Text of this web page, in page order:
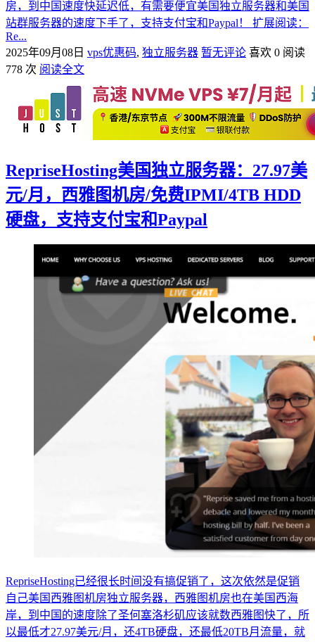
房，到中国速度快延迟低，有需要便宜美国独立服务器和美国
站群服务器的速度下手了，支持支付宝和Paypal！ 扩展阅读：
Re...
2025年09月08日 vps优惠码, 独立服务器 暂无评论 喜欢 0 阅读
778 次 阅读全文
RepriseHosting美国独立服务器：27.97美
元/月，西雅图机房/免费IPMI/4TB HDD
硬盘，支持支付宝和Paypal
RepriseHosting已经很长时间没有搞促销了，这次依然是促销
自己美国西雅图机房独立服务器，西雅图机房也在美国西海
岸，到中国的速度除了圣何塞洛杉矶应该就数西雅图快了，所
以最低才27.97美元/月，还4TB硬盘，还最低20TB月流量，就